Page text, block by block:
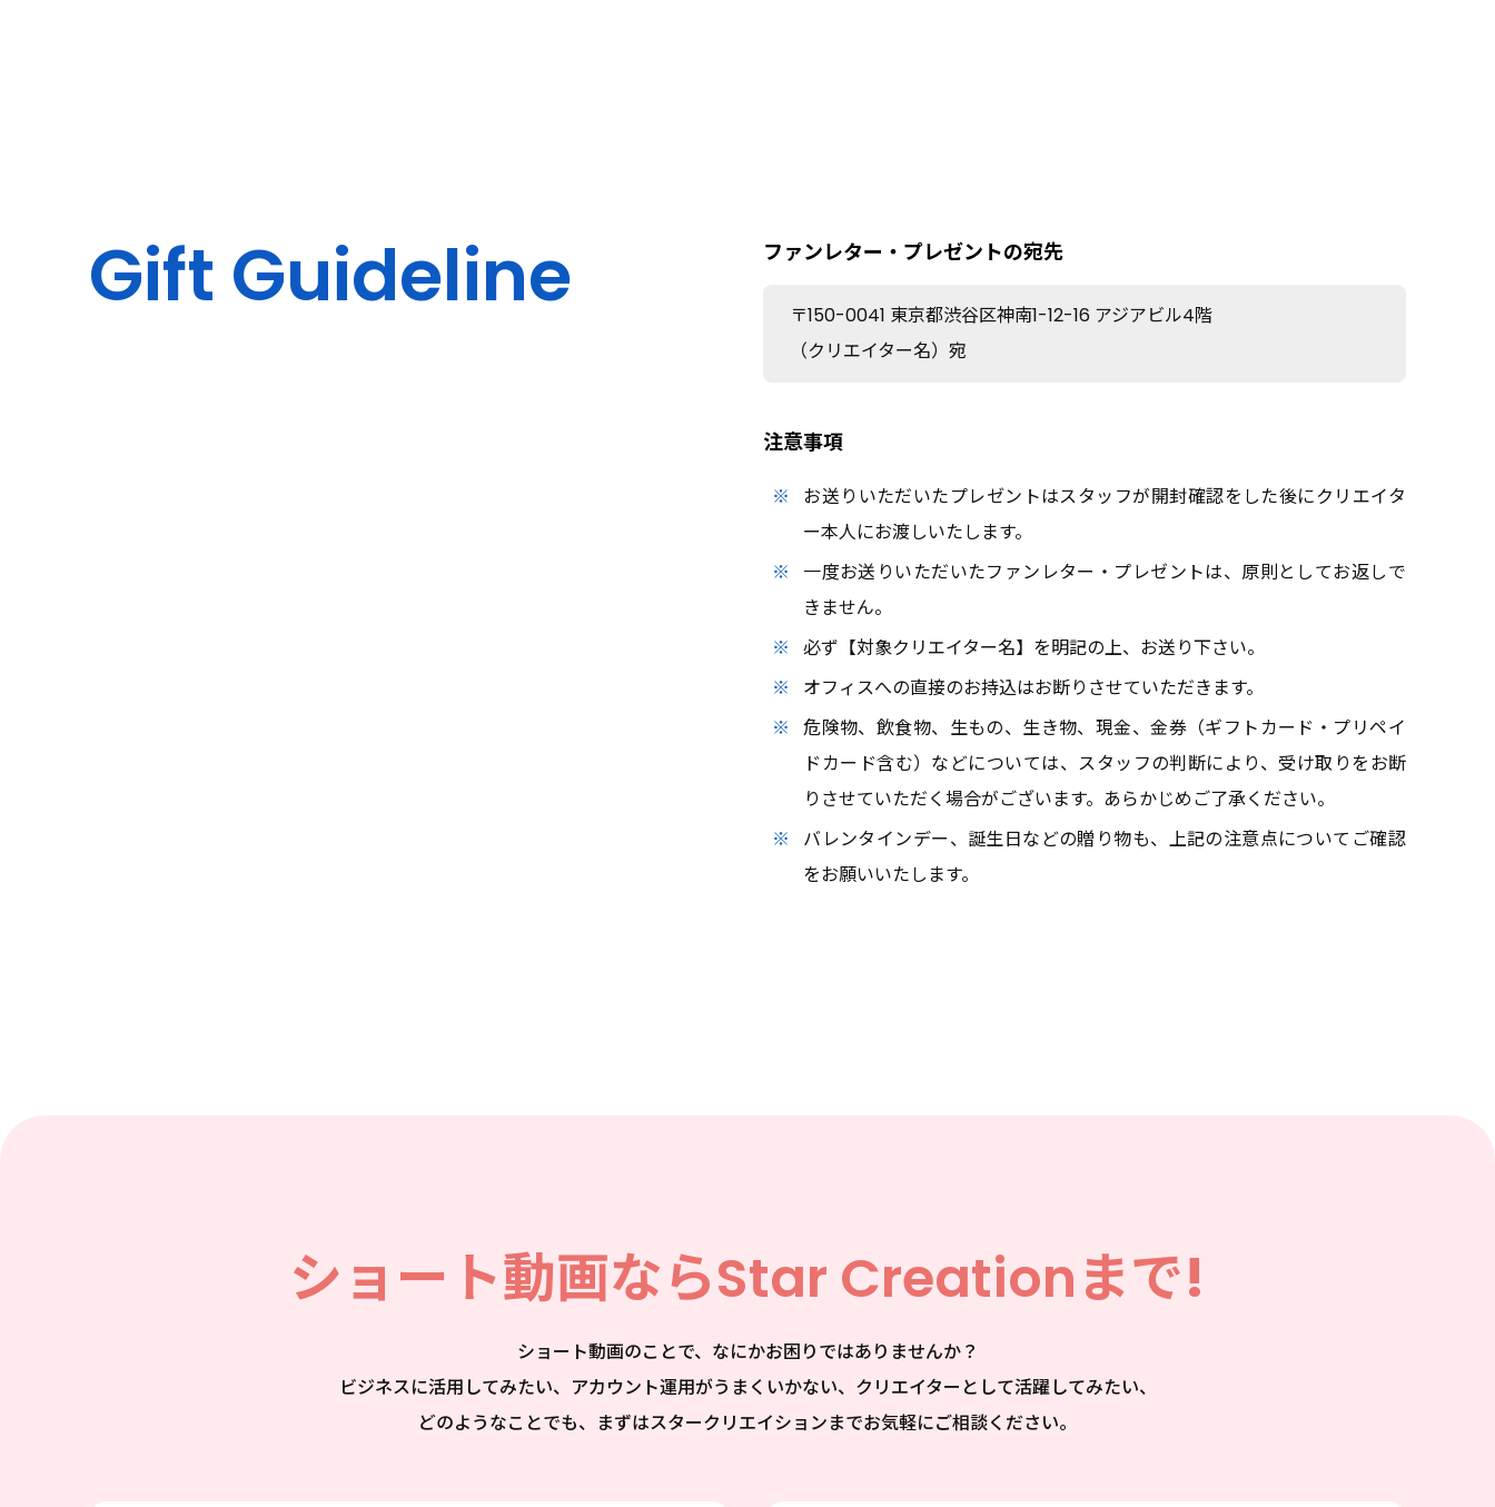
Creators
EVENT
グ全力応援！バスケ魂』に特別出演決
2026.02.05
新たな才能を発掘し、次世代のスターク
リエイターを育成するプロジェクト
「Star Creation Next」始動
Gift Guideline ファンレター・プレゼントの宛先
〒150-0041 東京都渋谷区神南1-12-16 アジアビル4階
（クリエイター名）宛
注意事項
お送りいただいたプレゼントはスタッフが開封確認をした後にクリエイタ
ー本人にお渡しいたします。
一度お送りいただいたファンレター・プレゼントは、原則としてお返しで
きません。
必ず【対象クリエイター名】を明記の上、お送り下さい。
オフィスへの直接のお持込はお断りさせていただきます。
危険物、飲食物、生もの、生き物、現金、金券（ギフトカード・プリペイ
ドカード含む）などについては、スタッフの判断により、受け取りをお断
りさせていただく場合がございます。あらかじめご了承ください。
バレンタインデー、誕生日などの贈り物も、上記の注意点についてご確認
をお願いいたします。
ショート動画ならStar Creationまで!
ショート動画のことで、なにかお困りではありませんか？
ビジネスに活用してみたい、アカウント運用がうまくいかない、クリエイターとして活躍してみたい、
どのようなことでも、まずはスタークリエイションまでお気軽にご相談ください。